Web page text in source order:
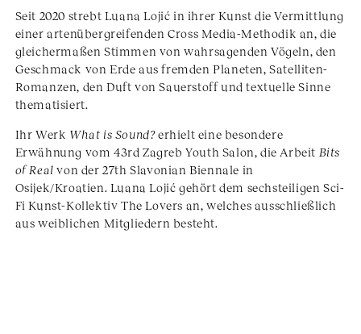
Seit 2020 strebt Luana Lojić in ihrer Kunst die Vermittlung
einer artenübergreifenden Cross Media-Methodik an, die
gleichermaßen Stimmen von wahrsagenden Vögeln, den
Geschmack von Erde aus fremden Planeten, Satelliten-
Romanzen, den Duft von Sauerstoff und textuelle Sinne
thematisiert.
Ihr Werk What is Sound?erhielt eine besondere
Erwähnung vom 43rd Zagreb Youth Salon, die Arbeit Bits
of Real von der 27th Slavonian Biennale in
Osijek/Kroatien. Luana Lojić gehört dem sechsteiligen Sci-
Fi Kunst-Kollektiv The Lovers an, welches ausschließlich
aus weiblichen Mitgliedern besteht.